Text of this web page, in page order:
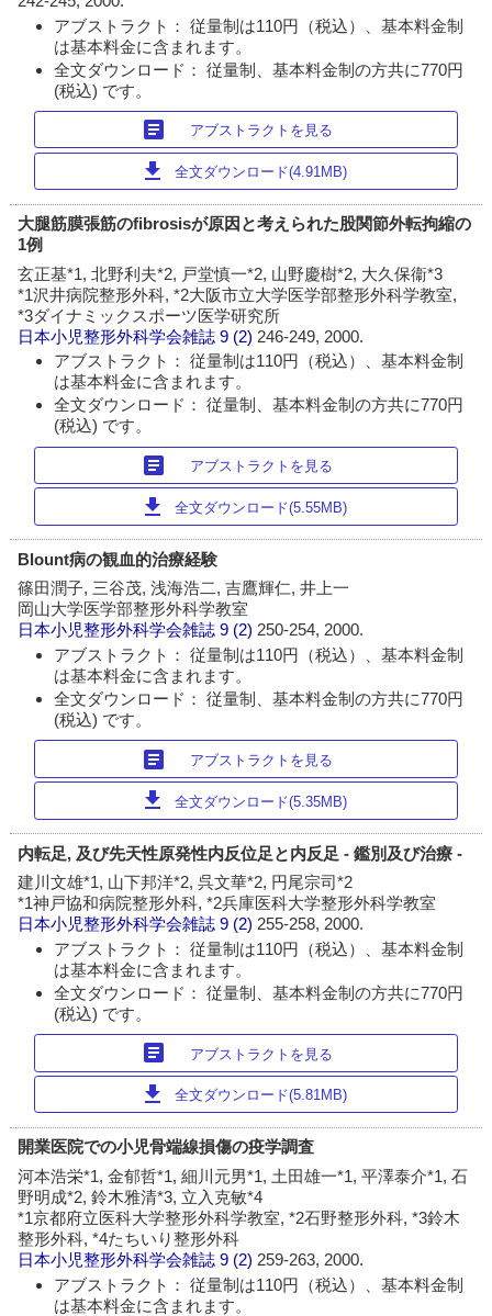
アブストラクト： 従量制は110円（税込）、基本料金制
は基本料金に含まれます。
全文ダウンロード： 従量制、基本料金制の方共に770円
(税込) です。
article アブストラクトを見る
download 全文ダウンロード(4.91MB)
大腿筋膜張筋のfibrosisが原因と考えられた股関節外転拘縮の
1例
玄正基*1, 北野利夫*2, 戸堂慎一*2, 山野慶樹*2, 大久保衞*3
*1沢井病院整形外科, *2大阪市立大学医学部整形外科学教室,
*3ダイナミックスポーツ医学研究所
日本小児整形外科学会雑誌 9 (2) 246-249, 2000.
アブストラクト： 従量制は110円（税込）、基本料金制
は基本料金に含まれます。
全文ダウンロード： 従量制、基本料金制の方共に770円
(税込) です。
article アブストラクトを見る
download 全文ダウンロード(5.55MB)
Blount病の観血的治療経験
篠田潤子, 三谷茂, 浅海浩二, 吉鷹輝仁, 井上一
岡山大学医学部整形外科学教室
日本小児整形外科学会雑誌 9 (2)250-254, 2000.
アブストラクト： 従量制は110円（税込）、基本料金制
は基本料金に含まれます。
全文ダウンロード： 従量制、基本料金制の方共に770円
(税込) です。
article アブストラクトを見る
download 全文ダウンロード(5.35MB)
内転足, 及び先天性原発性内反位足と内反足 - 鑑別及び治療 -
建川文雄*1, 山下邦洋*2, 呉文華*2, 円尾宗司*2
*1神戸協和病院整形外科, *2兵庫医科大学整形外科学教室
日本小児整形外科学会雑誌 9 (2) 255-258, 2000.
アブストラクト： 従量制は110円（税込）、基本料金制
は基本料金に含まれます。
全文ダウンロード： 従量制、基本料金制の方共に770円
(税込) です。
article アブストラクトを見る
download 全文ダウンロード(5.81MB)
開業医院での小児骨端線損傷の疫学調査
河本浩栄*1, 金郁哲*1, 細川元男*1, 土田雄一*1, 平澤泰介*1, 石
野明成*2, 鈴木雅清*3, 立入克敏*4
*1京都府立医科大学整形外科学教室, *2石野整形外科, *3鈴木
整形外科, *4たちいり整形外科
日本小児整形外科学会雑誌 9 (2) 259-263, 2000.
アブストラクト： 従量制は110円（税込）、基本料金制
は基本料金に含まれます。